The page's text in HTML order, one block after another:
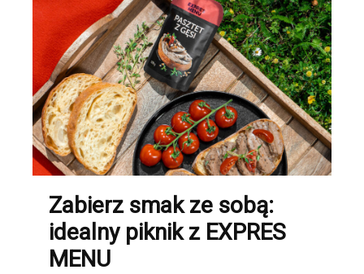
Zabierz smak ze sobą:
idealny piknik z EXPRES
MENU